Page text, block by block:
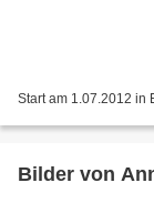
Start am 1.07.2012 in
Bilder von